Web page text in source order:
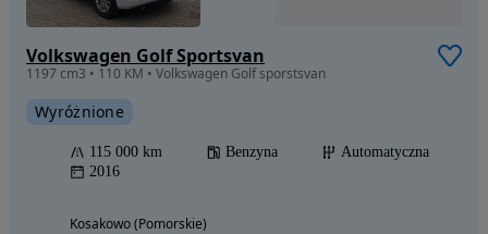
Volkswagen Golf Sportsvan
1197 cm3 • 110 KM • Volkswagen Golf sporstsvan
Wyróżnione
115 000 km Benzyna
Automatyczna
2016
Kosakowo (Pomorskie)